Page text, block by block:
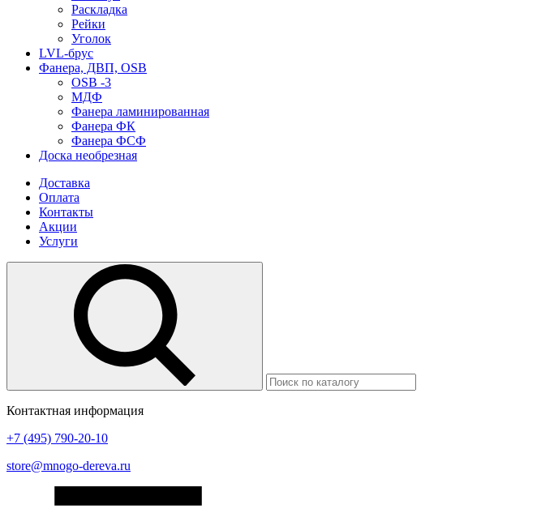
Раскладка
Рейки
Уголок
LVL-брус
Фанера, ДВП, OSB
OSB -3
МДФ
Фанера ламинированная
Фанера ФК
Фанера ФСФ
Доска необрезная
Доставка
Оплата
Контакты
Акции
Услуги
Контактная информация
+7 (495) 790-20-10
store@mnogo-dereva.ru